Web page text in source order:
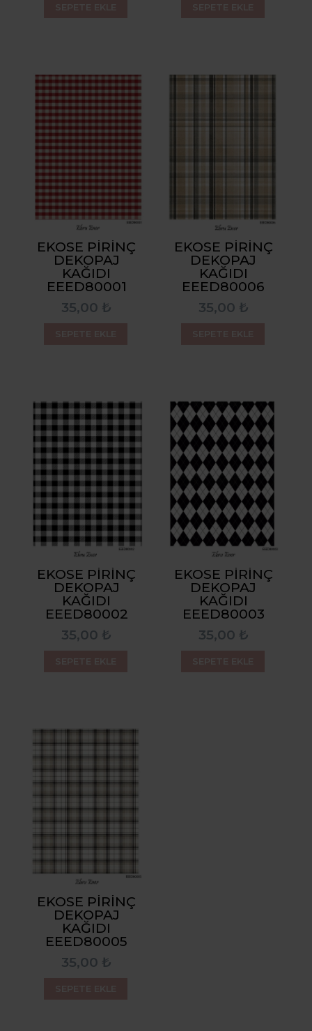
EKOSE PIRINÇ
DEKOPAJ
KAĞIDI
EEED80001
35,00 ₺
EKOSE PIRINÇ
DEKOPAJ
KAĞIDI
EEED80006
35,00 ₺
EKOSE PIRINÇ
DEKOPAJ
KAĞIDI
EEED80002
35,00 ₺
EKOSE PIRINÇ
DEKOPAJ
KAĞIDI
EEED80003
35,00 ₺
EKOSE PIRINÇ
DEKOPAJ
KAĞIDI
EEED80005
35,00 ₺